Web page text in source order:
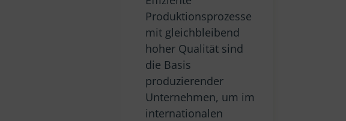
Produktionsprozesse
mit gleichbleibend
hoher Qualität sind
die Basis
produzierender
Unternehmen, um im
internationalen